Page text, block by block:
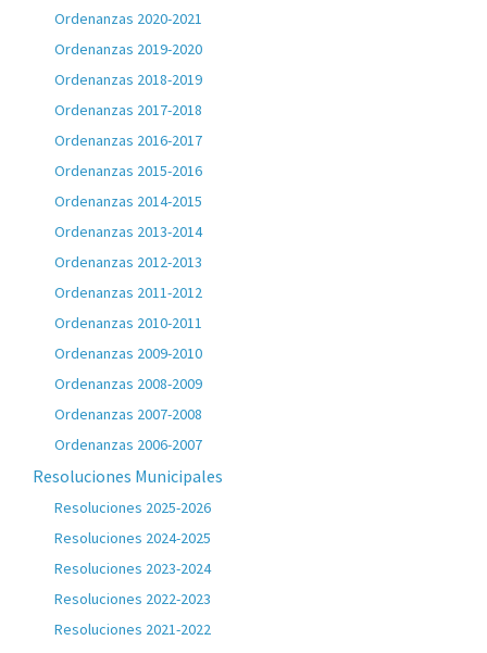
Ordenanzas 2020-2021
Ordenanzas 2019-2020
Ordenanzas 2018-2019
Ordenanzas 2017-2018
Ordenanzas 2016-2017
Ordenanzas 2015-2016
Ordenanzas 2014-2015
Ordenanzas 2013-2014
Ordenanzas 2012-2013
Ordenanzas 2011-2012
Ordenanzas 2010-2011
Ordenanzas 2009-2010
Ordenanzas 2008-2009
Ordenanzas 2007-2008
Ordenanzas 2006-2007
Resoluciones Municipales
Resoluciones 2025-2026
Resoluciones 2024-2025
Resoluciones 2023-2024
Resoluciones 2022-2023
Resoluciones 2021-2022